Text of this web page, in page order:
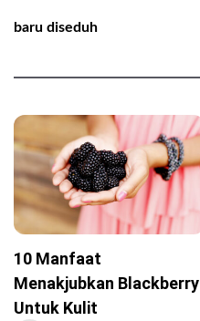
baru diseduh
10 Manfaat
Menakjubkan Blackberry
Untuk Kulit